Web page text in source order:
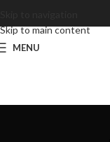
Skip to main content
MENU